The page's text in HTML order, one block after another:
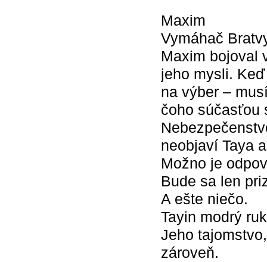
Maxim
Vymáhač
Maxim bojoval
jeho mysli.
na výber –
čoho súčasťou
neobjaví Taya
Možno je
Bude sa len
A ešte niečo.
Tayin modrý
Jeho
zároveň.